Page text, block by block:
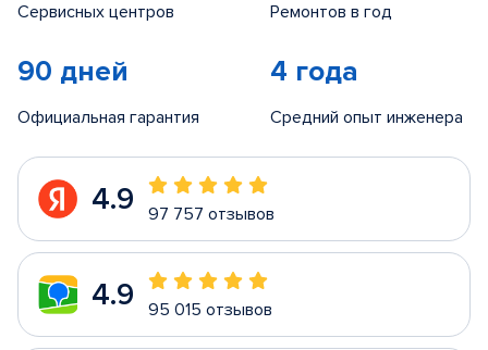
Сервисных центров Ремонтов в год
90 дней
Официальная гарантия
4 года
Средний опыт инженера
4.9 97 757 отзывов
4.9 95 015 отзывов